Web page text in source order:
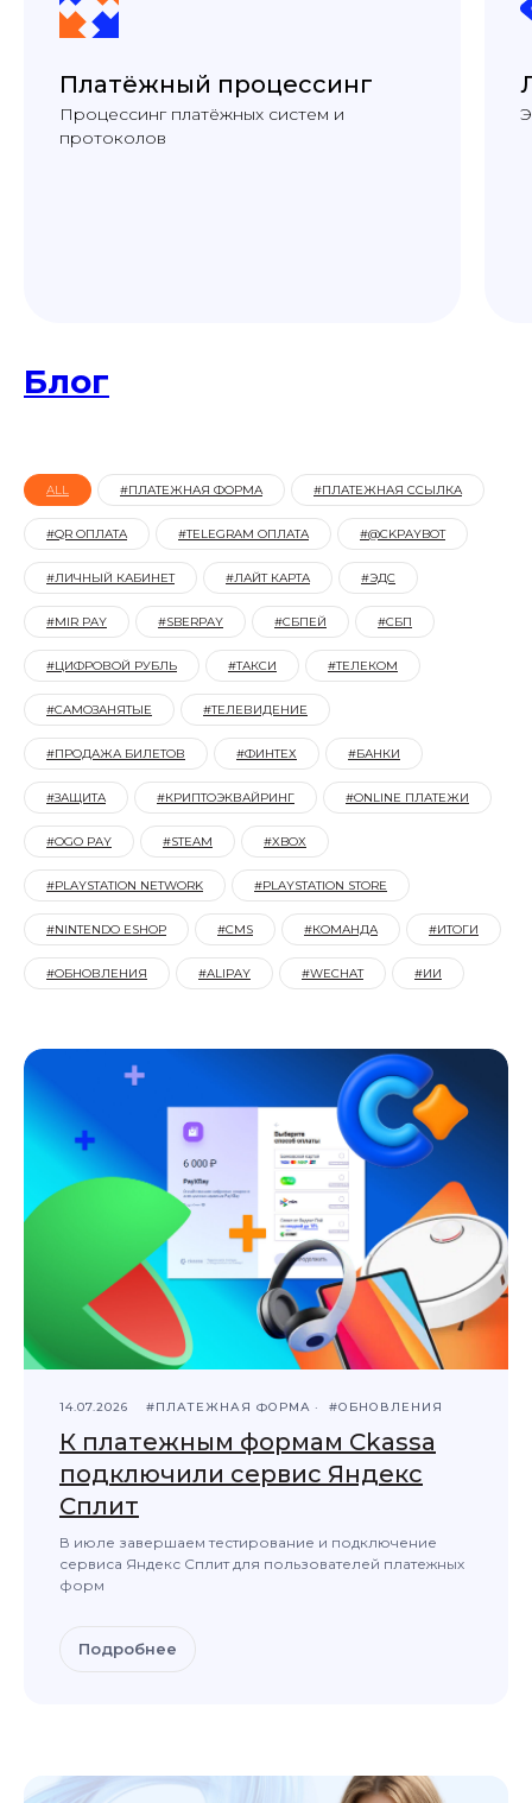
Платёжный процессинг
Процессинг платёжных систем и
протоколов
Блог
ALL #ПЛАТЕЖНАЯ ФОРМА #ПЛАТЕЖНАЯ ССЫЛКА
#QR ОПЛАТА #TELEGRAM ОПЛАТА #@CKPAYBOT
#ЛИЧНЫЙ КАБИНЕТ #ЛАЙТ КАРТА #ЭДС
#MIR PAY #SBERPAY #СБПЕЙ #СБП
#ЦИФРОВОЙ РУБЛЬ #ТАКСИ #ТЕЛЕКОМ
#САМОЗАНЯТЫЕ #TЕЛЕВИДЕНИЕ
#ПРОДАЖА БИЛЕТОВ #ФИНТЕХ #БАНКИ
#ЗАЩИТА #КРИПТОЭКВАЙРИНГ #ONLINE ПЛАТЕЖИ
#OGO PAY #STEAM #XBOX
#PLAYSTATION NETWORK #PLAYSTATION STORE
#NINTENDO ESHOP #CMS #КОМАНДА #ИТОГИ
#ОБНОВЛЕНИЯ #ALIPAY #WECHAT #ИИ
14.07.2026 #ПЛАТЕЖНАЯ ФОРМА #ОБНОВЛЕНИЯ
К платежным формам Ckassa
подключили сервис Яндекс
Cплит
В июле завершаем тестирование и подключение
сервиса Яндекс Cплит для пользователей платежных
форм
Подробнее